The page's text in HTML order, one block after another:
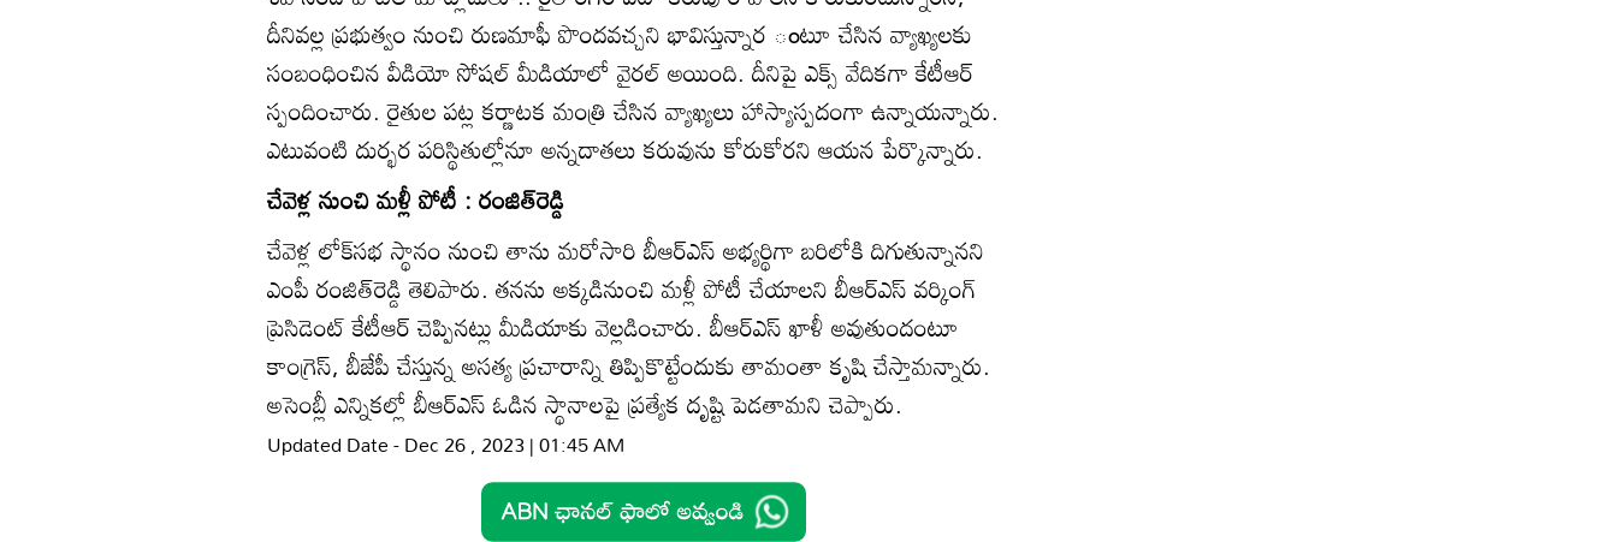
దీనివల్ల ప్రభుత్వం నుంచి రుణమాఫీ పొందవచ్చని భావిస్తున్నార ంటూ చేసిన వ్యాఖ్యలకు
సంబంధించిన వీడియో సోషల్‌ మీడియాలో వైరల్‌ అయింది. దీనిపై ఎక్స్‌ వేదికగా కేటీఆర్‌
స్పందించారు. రైతుల పట్ల కర్ణాటక మంత్రి చేసిన వ్యాఖ్యలు హాస్యాస్పదంగా ఉన్నాయన్నారు.
ఎటువంటి దుర్భర పరిస్థితుల్లోనూ అన్నదాతలు కరువును కోరుకోరని ఆయన పేర్కొన్నారు.
చేవెళ్ల నుంచి మళ్లీ పోటీ : రంజిత్‌రెడ్డి
చేవెళ్ల లోక్‌సభ స్థానం నుంచి తాను మరోసారి బీఆర్‌ఎస్‌ అభ్యర్థిగా బరిలోకి దిగుతున్నానని
ఎంపీ రంజిత్‌రెడ్డి తెలిపారు. తనను అక్కడినుంచి మళ్లీ పోటీ చేయాలని బీఆర్‌ఎస్‌ వర్కింగ్‌
ప్రెసిడెంట్‌ కేటీఆర్‌ చెప్పినట్లు మీడియాకు వెల్లడించారు. బీఆర్‌ఎస్‌ ఖాళీ అవుతుందంటూ
కాంగ్రెస్‌, బీజేపీ చేస్తున్న అసత్య ప్రచారాన్ని తిప్పికొట్టేందుకు తామంతా కృషి చేస్తామన్నారు.
అసెంబ్లీ ఎన్నికల్లో బీఆర్‌ఎస్‌ ఓడిన స్థానాలపై ప్రత్యేక దృష్టి పెడతామని చెప్పారు.
Updated Date - Dec 26 , 2023 | 01:45 AM